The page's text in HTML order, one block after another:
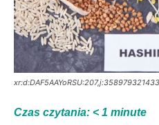
Czas czytania: < 1 minute